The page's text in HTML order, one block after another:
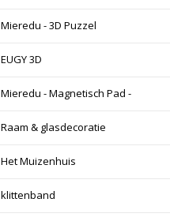
Mieredu - 3D Puzzel
EUGY 3D
Mieredu - Magnetisch Pad -
Raam & glasdecoratie
Het Muizenhuis
klittenband